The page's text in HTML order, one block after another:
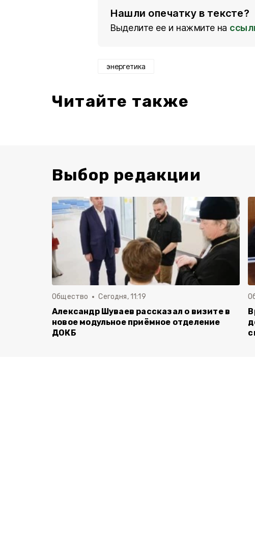
Нашли опечатку в тексте?
Выделите ее и нажмите на
энергетика
Читайте также
Выбор редакции
Общество Сегодня, 11:19
Александр Шуваев рассказал о визите в
новое модульное приёмное отделение
ДОКБ